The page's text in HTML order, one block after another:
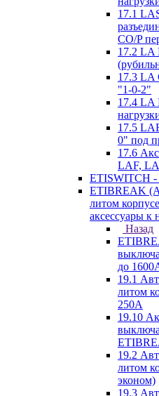
17.1
CO/P
17.2 LA
17.3 LA
"1-0-2"
17.4 LA
17.5
0" под
17.6
LAF,
ETISWITCH -
ETIBREAK
литом
аксессуары к
Назад
до
19.1
литом
250A
19.10
19.2
литом
эконом)
19.3